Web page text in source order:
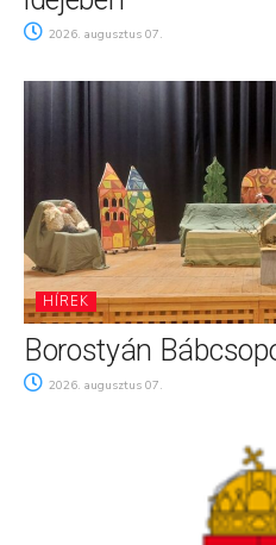
2026. augusztus 07.
HÍREK
Borostyán
2026. augusztus 07.